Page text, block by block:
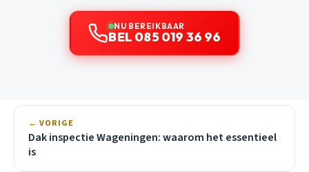
NU BEREIKBAAR
BEL 085 019 36 96
← VORIGE
Dak inspectie Wageningen: waarom het essentieel
is